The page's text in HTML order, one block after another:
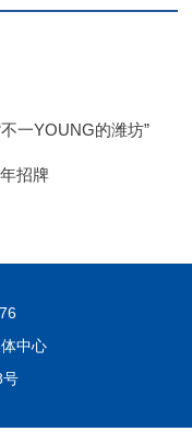
一YOUNG的潍坊”
招牌
中心